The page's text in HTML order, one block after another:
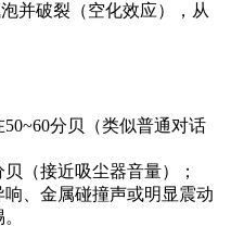
并破裂（空化效应），从
50~60分贝（类似普通对话
贝（接近吸尘器音量）；
、金属碰撞声或明显震动